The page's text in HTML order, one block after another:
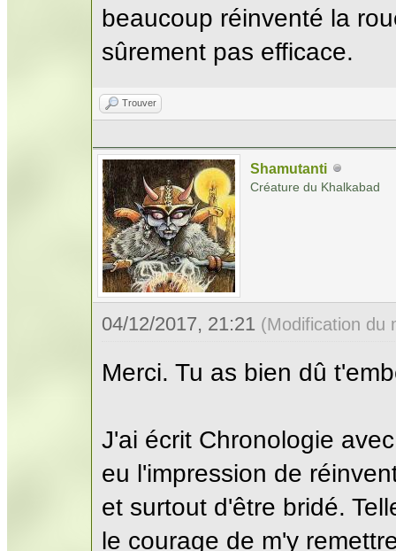
beaucoup réinventé la
sûrement pas efficace.
Trouver
Shamutanti
Créature du Khalkabad
04/12/2017, 21:21 (Modification du
Merci. Tu as bien dû
J'ai écrit Chronologie
eu l'impression de
et surtout d'être bridé.
le courage de m'y